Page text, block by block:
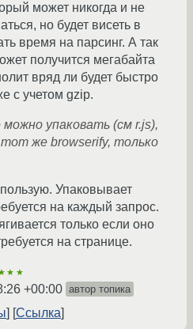
может никогда и не
но будет висеть в
время на парсинг. А так
получится мегабайта
вряд ли будет быстро
с учетом gzip.
упаковать (см r.js),
же browserify, только
Упаковывает
на каждый запрос.
только если оно
на странице.
+00:00 автор топика
Ссылка